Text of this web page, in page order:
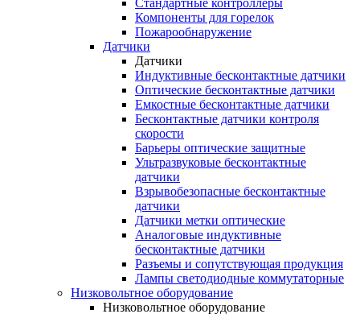
Стандартные контроллеры
Компоненты для горелок
Пожарообнаружение
Датчики
Датчики
Индуктивные бесконтактные датчики
Оптические бесконтактные датчики
Емкостные бесконтактные датчики
Бесконтактные датчики контроля
скорости
Барьеры оптические защитные
Ультразвуковые бесконтактные
датчики
Взрывобезопасные бесконтактные
датчики
Датчики метки оптические
Аналоговые индуктивные
бесконтактные датчики
Разъемы и сопутствующая продукция
Лампы светодиодные коммутаторные
Низковольтное оборудование
Низковольтное оборудование